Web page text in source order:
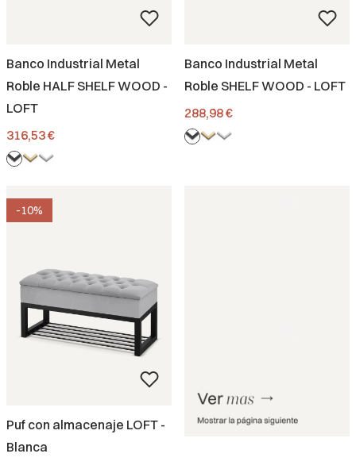
Banco Industrial Metal
Roble HALF SHELF WOOD -
LOFT
Precio
316,53 €
Banco Industrial Metal
Roble SHELF WOOD - LOFT
Precio
288,98 €
-10%
Puf con almacenaje LOFT -
Blanca